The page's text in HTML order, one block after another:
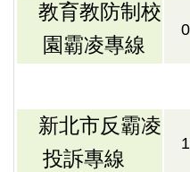
教育教防制校
園霸凌專線
新北市反霸凌
投訴專線